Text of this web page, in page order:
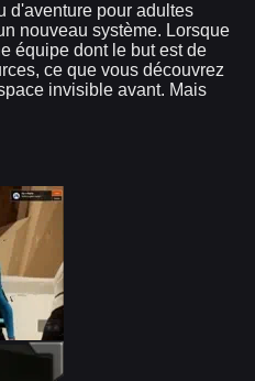
d'aventure pour adultes
nouveau système. Lorsque
équipe dont le but est de
ce que vous découvrez
invisible avant. Mais